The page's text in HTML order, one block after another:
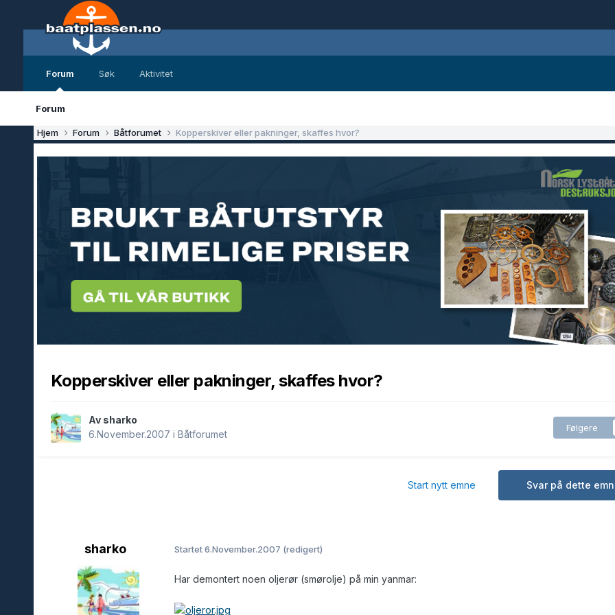
Forum
Forum
Søk Aktivitet
Hjem Forum Båtforumet Kopperskiver eller pakninger, skaffes hvor?
Kopperskiver eller pakninger, skaffes hvor?
Av sharko
6.November.2007 i Båtforumet
Følgere
Svar på dette
Start nytt emne
sharko Startet6.November.2007 (redigert)
Har demontert noen oljerør (smørolje) på min yanmar: